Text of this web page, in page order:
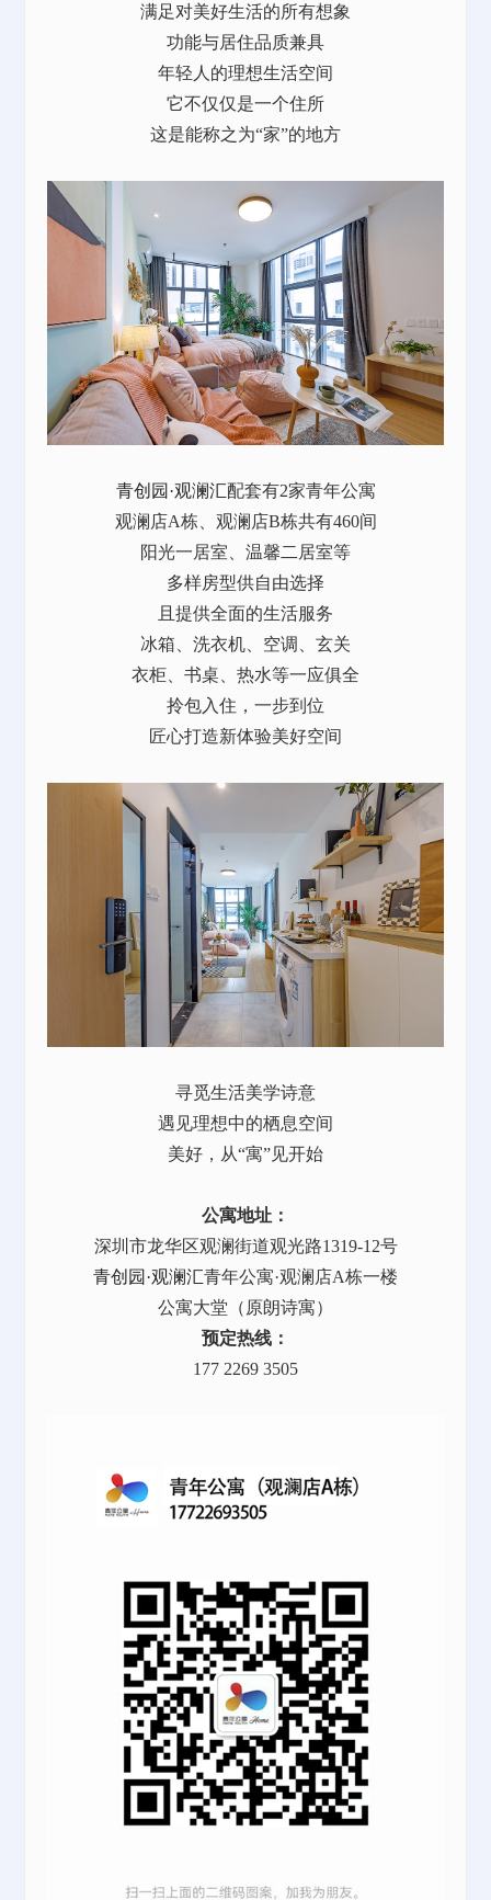
满足对美好生活的所有想象
功能与居住品质兼具
年轻人的理想生活空间
它不仅仅是一个住所
这是能称之为“家”的地方
青创园·观澜汇配套有2家青年公寓
观澜店A栋、观澜店B栋共有460间
阳光一居室、温馨二居室等
多样房型供自由选择
且提供全面的生活服务
冰箱、洗衣机、空调、玄关
衣柜、书桌、热水等一应俱全
拎包入住，一步到位
匠心打造新体验美好空间
寻觅生活美学诗意
遇见理想中的栖息空间
美好，从“寓”见开始
公寓地址：
深圳市龙华区观澜街道观光路1319-12号
青创园·观澜汇青年公寓·观澜店A栋一楼
公寓大堂（原朗诗寓）
预定热线：
177 2269 3505